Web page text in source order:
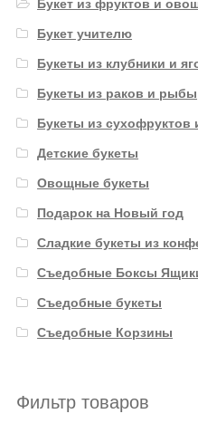
Букет из фруктов и
Букет учителю
Букеты из клубники и
Букеты из раков и рыбы
Букеты из сухофруктов
Детские букеты
Овощные букеты
Подарок на Новый год
Сладкие букеты из
Съедобные Боксы
Съедобные букеты
Съедобные Корзины
Фильтр товаров